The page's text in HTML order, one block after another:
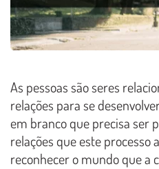
As pessoas são seres
relações para se
em branco que precisa ser
relações que este processo
reconhecer o mundo que a